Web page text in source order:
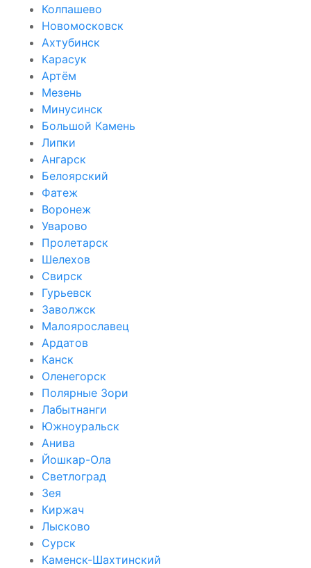
Колпашево
Новомосковск
Ахтубинск
Карасук
Артём
Мезень
Минусинск
Большой Камень
Липки
Ангарск
Белоярский
Фатеж
Воронеж
Уварово
Пролетарск
Шелехов
Свирск
Гурьевск
Заволжск
Малоярославец
Ардатов
Канск
Оленегорск
Полярные Зори
Лабытнанги
Южноуральск
Анива
Йошкар-Ола
Светлоград
Зея
Киржач
Лысково
Сурск
Каменск-Шахтинский